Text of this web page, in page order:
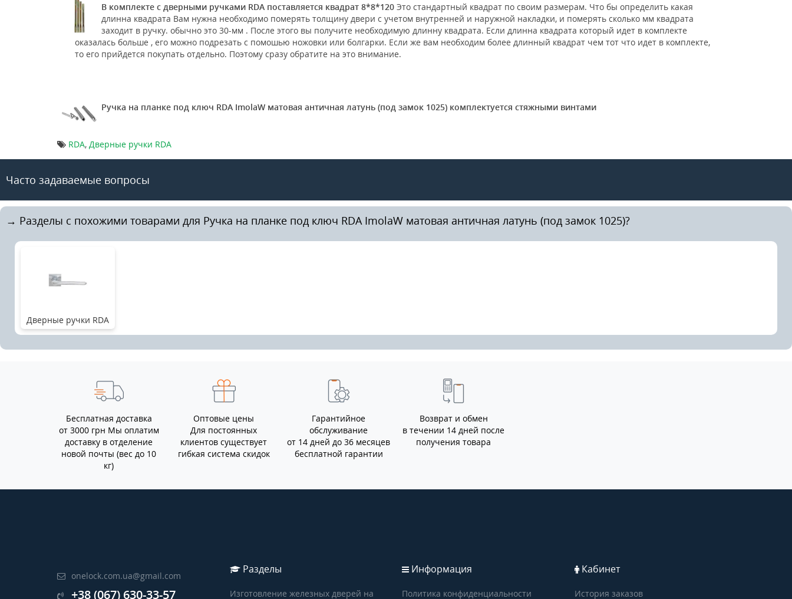
В комплекте с дверными ручками RDA поставляется квадрат 8*8*120 Это стандартный квадрат по своим размерам. Что бы определить какая
длинна квадрата Вам нужна необходимо померять толщину двери с учетом внутренней и наружной накладки, и померять сколько мм квадрата
заходит в ручку. обычно это 30-мм . После этого вы получите необходимую длинну квадрата. Если длинна квадрата который идет в комплекте
оказалась больше , его можно подрезать с помошью ножовки или болгарки. Если же вам необходим более длинный квадрат чем тот что идет в комплекте,
то его прийдется покупать отдельно. Поэтому сразу обратите на это внимание.
Ручка на планке под ключ RDA ImolaW матовая античная латунь (под замок 1025) комплектуется стяжными винтами
RDA, Дверные ручки RDA
Часто задаваемые вопросы
→ Разделы с похожими товарами для Ручка на планке под ключ RDA ImolaW матовая античная латунь (под замок 1025)?
Дверные ручки RDA
Бесплатная доставка
от 3000 грн Мы оплатим
доставку в отделение
новой почты (вес до 10
кг)
Оптовые цены
Для постоянных
клиентов существует
гибкая система скидок
Гарантийное
обслуживание
от 14 дней до 36 месяцев
бесплатной гарантии
Возврат и обмен
в течении 14 дней после
получения товара
onelock.com.ua@gmail.com
+38 (067) 630-33-57
Разделы
Изготовление железных дверей на
Информация
Политика конфиденциальности
Кабинет
История заказов